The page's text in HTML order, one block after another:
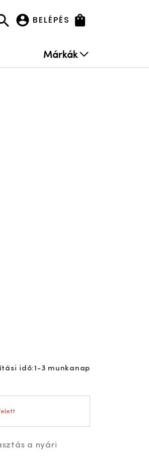
BELÉPÉS
Márkák
idő:1-3 munkanap
a nyári